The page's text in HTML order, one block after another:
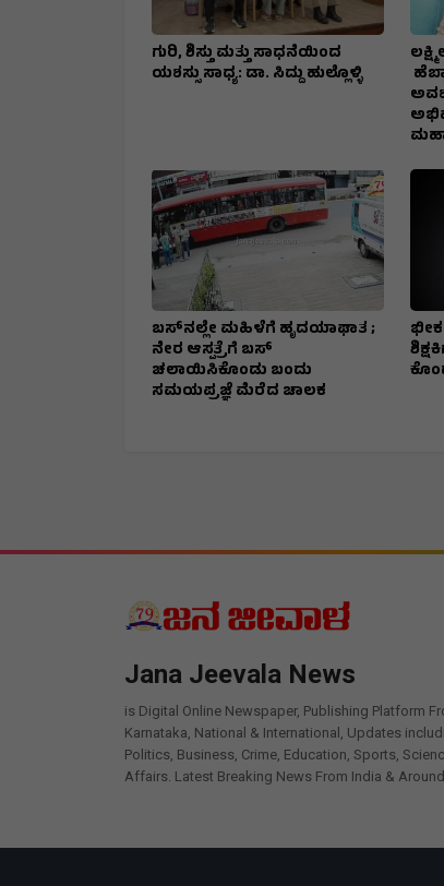
ಗುರಿ, ಶಿಸ್ತು ಮತ್ತು ಸಾಧನೆಯಿಂದ
ಯಶಸ್ಸು ಸಾಧ್ಯ: ಡಾ. ಸಿದ್ದು ಹುಲ್ಲೊಳ್ಳಿ
ಬಸ್‌ನಲ್ಲೇ ಮಹಿಳೆಗೆ ಹೃದಯಾಘಾತ ;
ನೇರ ಆಸ್ಪತ್ರೆಗೆ ಬಸ್‌
ಚಲಾಯಿಸಿಕೊಂಡು ಬಂದು
ಸಮಯಪ್ರಜ್ಞೆ ಮೆರೆದ ಚಾಲಕ
Jana Jeevala News
is Digital Online Newspaper, Publishing Platform
Karnataka, National & International, Updates
Politics, Business, Crime, Education, Sports,
Affairs. Latest Breaking News From India &